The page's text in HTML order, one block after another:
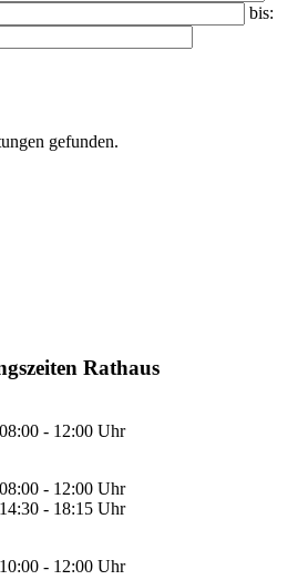
bis:
gefunden.
Rathaus
08:00 - 12:00 Uhr
08:00 - 12:00 Uhr
14:30 - 18:15 Uhr
10:00 - 12:00 Uhr